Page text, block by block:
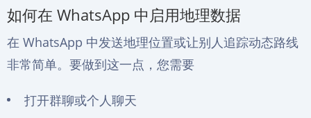
如何在 WhatsApp 中启用地理数据
在 WhatsApp 中发送地理位置或让别人追踪动态路线
非常简单。要做到这一点，您需要
打开群聊或个人聊天